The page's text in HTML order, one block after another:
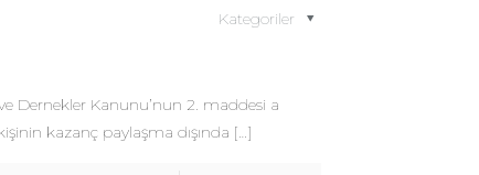
Kategoriler
Dernekler Kanunu’nun 2. maddesi a
kazanç paylaşma dışında […]